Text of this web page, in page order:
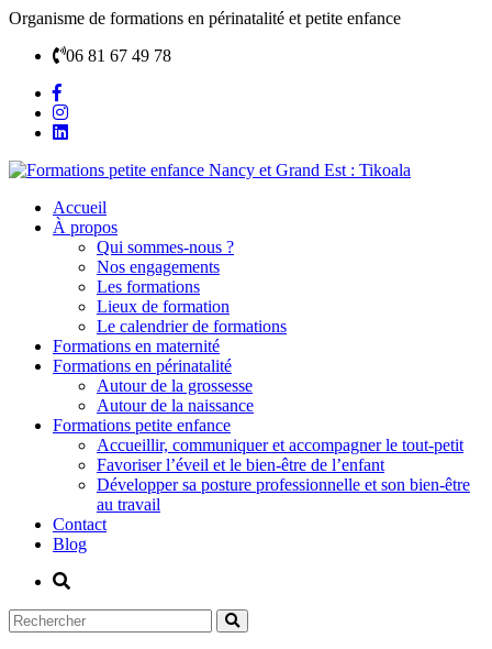
Organisme de formations en périnatalité et petite enfance
06 81 67 49 78
Accueil
À propos
Qui sommes-nous ?
Nos engagements
Les formations
Lieux de formation
Le calendrier de formations
Formations en maternité
Formations en périnatalité
Autour de la grossesse
Autour de la naissance
Formations petite enfance
Accueillir, communiquer et accompagner le tout-petit
Favoriser l’éveil et le bien-être de l’enfant
Développer sa posture professionnelle et son bien-être
au travail
Contact
Blog